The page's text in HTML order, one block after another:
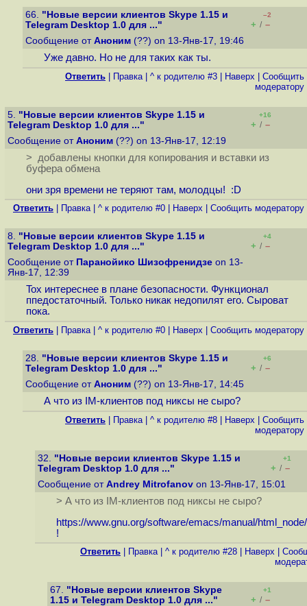
66. "Новые версии клиентов Skype 1.15 и
Telegram Desktop 1.0 для ..."
–2
+ / –
Сообщение от Аноним (??) on 13-Янв-17, 19:46
Уже давно. Но не для таких как ты.
Ответить Правка| ^ к родителю #3 Наверх
Cообщить
модератору
5. "Новые версии клиентов Skype 1.15 и
Telegram Desktop 1.0 для ..."
+16
+ / –
Сообщение от Аноним (??) on 13-Янв-17, 12:19
> добавлены кнопки для копирования и вставки из
буфера обмена
они зря времени не теряют там, молодцы! :D
Ответить Правка| ^ к родителю #0 Наверх Cообщить модератору
8. "Новые версии клиентов Skype 1.15 и
Telegram Desktop 1.0 для ..."
+4
+ / –
Сообщение от Паранойико Шизофренидзе on 13-
Янв-17, 12:39
Tox интереснее в плане безопасности. Функционал
ппедостаточный. Только никак недопилят его. Сыроват
пока.
Ответить Правка| ^ к родителю #0 Наверх Cообщить модератору
28. "Новые версии клиентов Skype 1.15 и
Telegram Desktop 1.0 для ..."
+6
+ / –
Сообщение от Аноним (??) on 13-Янв-17, 14:45
А что из IM-клиентов под никсы не сыро?
Ответить Правка| ^ к родителю #8 Наверх
Cообщить
модератору
32. "Новые версии клиентов Skype 1.15 и
Telegram Desktop 1.0 для ..."
+1
+ / –
Сообщение от Andrey Mitrofanov on 13-Янв-17, 15:01
> А что из IM-клиентов под никсы не сыро?
https://www.gnu.org/software/emacs/manual/
!
Ответить Правка| ^ к родителю #28 Наверх
67. "Новые версии клиентов Skype
1.15 и Telegram Desktop 1.0 для ..."
+1
+ / –